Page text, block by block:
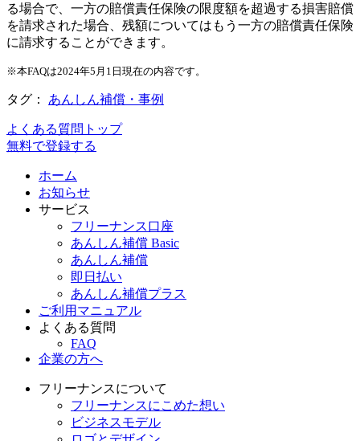
る場合で、一方の賠償責任保険の限度額を超過する損害賠償
を請求された場合、残額についてはもう一方の賠償責任保険
に請求することができます。
※本FAQは2024年5月1日現在の内容です。
タグ： あんしん補償・事例
よくある質問トップ
無料で登録する
ホーム
お知らせ
サービス
フリーナンス口座
あんしん補償 Basic
あんしん補償
即日払い
あんしん補償プラス
ご利用マニュアル
よくある質問
FAQ
企業の方へ
フリーナンスについて
フリーナンスにこめた想い
ビジネスモデル